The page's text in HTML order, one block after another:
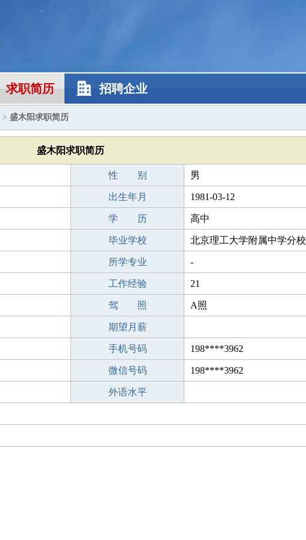
求职简历 招聘企业
> 盛木阳求职简历
盛木阳求职简历
性 别 男
出生年月 1981-03-12
学 历 高中
毕业学校 北京理工大学附属中学分校
所学专业 -
工作经验 21
驾 照 A照
期望月薪
手机号码 198****3962
微信号码 198****3962
外语水平